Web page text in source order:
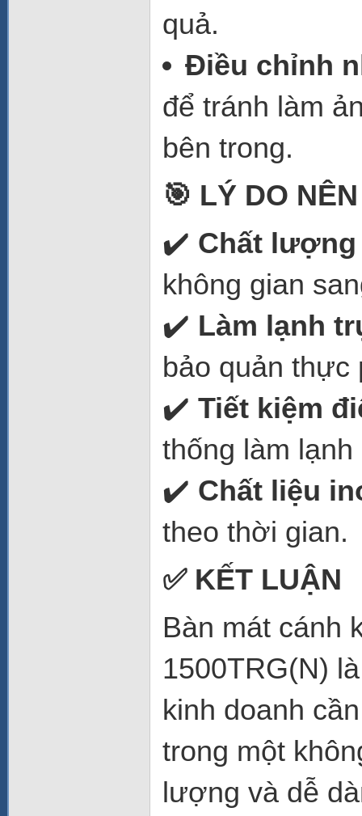
quả.
Điều chỉnh
để tránh làm
bên trong.
🎯 LÝ DO
✔️ Chất lượng
không gian
✔️ Làm lạnh
bảo quản thực
✔️ Tiết kiệm
thống làm
✔️ Chất liệu
theo thời gian.
✅ KẾT LUẬN
Bàn mát cánh
1500TRG(N)
kinh doanh
trong một
lượng và dễ